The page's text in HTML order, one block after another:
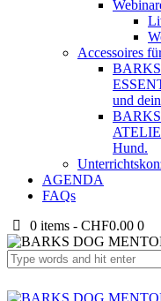
Accessoires
und
BARKS
Hund.
AGENDA
FAQs
0 items -CHF0.00 0